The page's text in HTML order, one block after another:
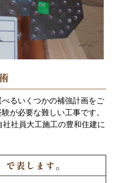
るいくつかの補強計画をご
が必要な難しい工事です。
社員大工施工の豊和住建に
表します。